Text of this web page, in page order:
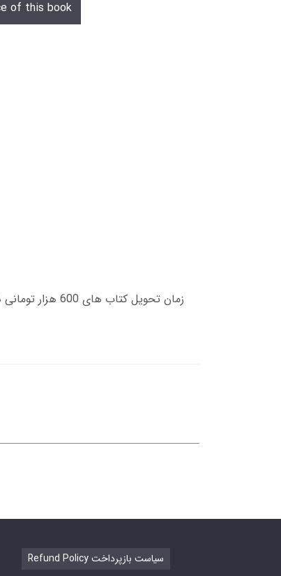
of this book
Refund Policy سیاست بازپرداخت